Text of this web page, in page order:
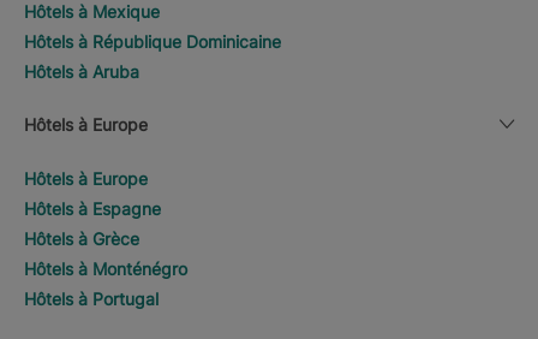
Hôtels à Mexique
Hôtels à République Dominicaine
Hôtels à Aruba
Hôtels à Europe
Hôtels à Europe
Hôtels à Espagne
Hôtels à Grèce
Hôtels à Monténégro
Hôtels à Portugal